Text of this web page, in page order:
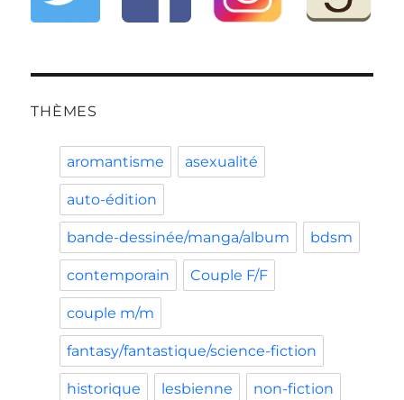
THÈMES
aromantisme asexualité
auto-édition
bande-dessinée/manga/album bdsm
contemporain Couple F/F
couple m/m
fantasy/fantastique/science-fiction
historique lesbienne non-fiction